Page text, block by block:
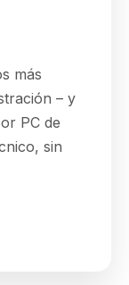
más
– y
PC de
sin